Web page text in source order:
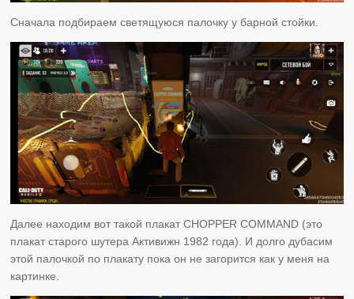
Сначала подбираем светящуюся палочку у барной стойки.
Далее находим вот такой плакат CHOPPER COMMAND (это
плакат старого шутера Активижн 1982 года). И долго дубасим
этой палочкой по плакату пока он не загорится как у меня на
картинке.